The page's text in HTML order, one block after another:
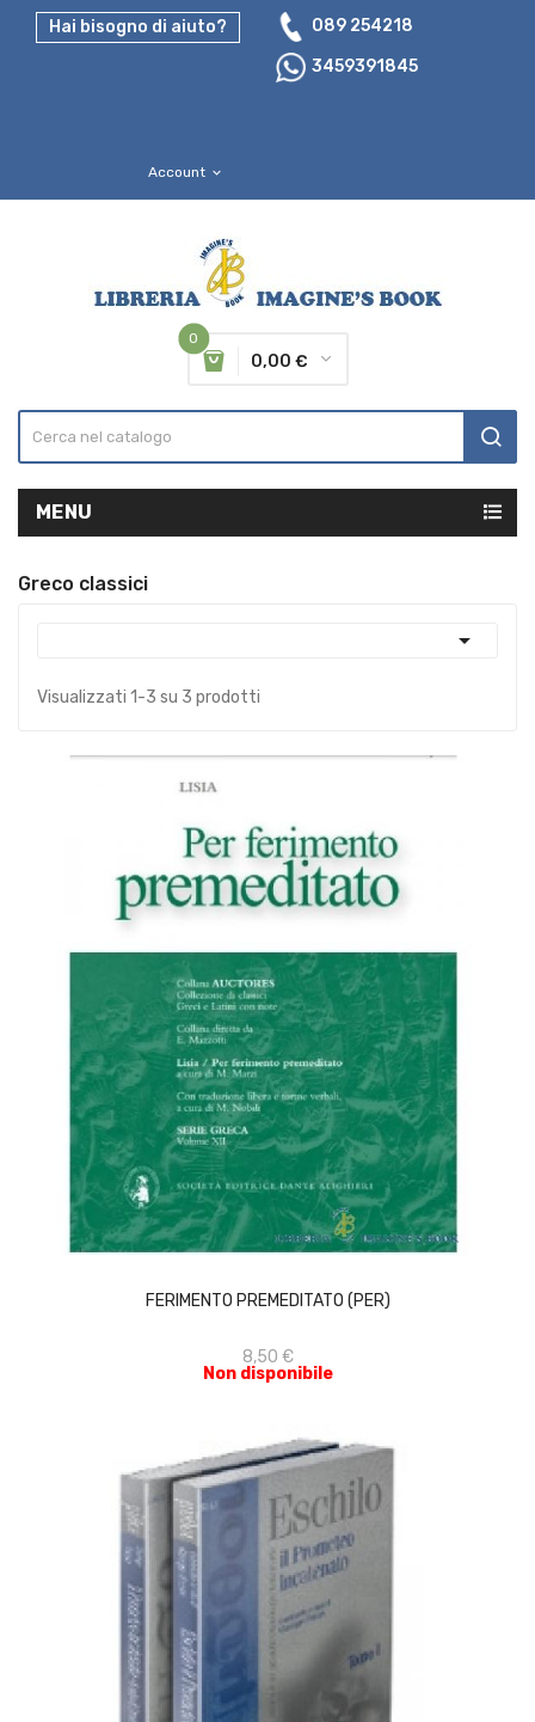
Hai bisogno di aiuto?
089 254218
3459391845
Account expand_more
0
0,00 €
MENU
Greco classici

Visualizzati 1-3 su 3 prodotti
FERIMENTO PREMEDITATO (PER)
8,50 €
Non disponibile
ACQUISTA